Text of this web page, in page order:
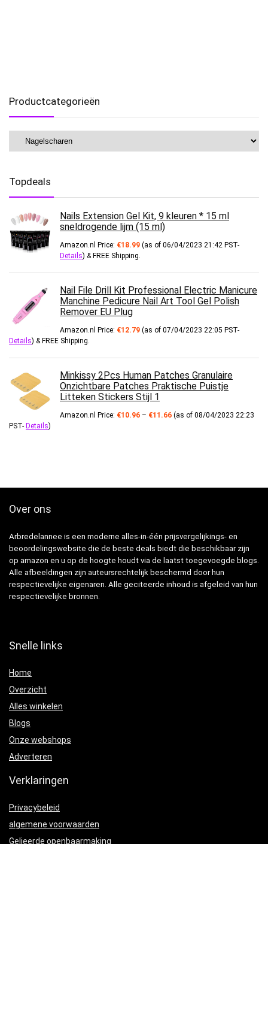
Productcategorieën
Topdeals
Nails Extension Gel Kit, 9 kleuren * 15 ml
sneldrogende lijm (15 ml)
Amazon.nl Price: €18.99 (as of 06/04/2023 21:42 PST-
Details) & FREE Shipping.
Nail File Drill Kit Professional Electric Manicure
Manchine Pedicure Nail Art Tool Gel Polish
Remover EU Plug
Amazon.nl Price: €12.79 (as of 07/04/2023 22:05 PST-
Details) & FREE Shipping.
Minkissy 2Pcs Human Patches Granulaire
Onzichtbare Patches Praktische Puistje
Litteken Stickers Stijl 1
Amazon.nl Price: €10.96 – €11.66Prijsklasse:
€10.96
(as of 08/04/2023 22:23
PST- Details)
Over ons
Arbredelannee is een moderne alles-in-één prijsvergelijkings- en
beoordelingswebsite die de beste deals biedt die beschikbaar zijn
op amazon en u op de hoogte houdt via de laatst toegevoegde blogs.
Alle afbeeldingen zijn auteursrechtelijk beschermd door hun
respectievelijke eigenaren. Alle geciteerde inhoud is afgeleid van hun
respectievelijke bronnen.
Snelle links
Home
Overzicht
Alles winkelen
Blogs
Onze webshops
Adverteren
Verklaringen
Privacybeleid
algemene voorwaarden
Gelieerde openbaarmaking